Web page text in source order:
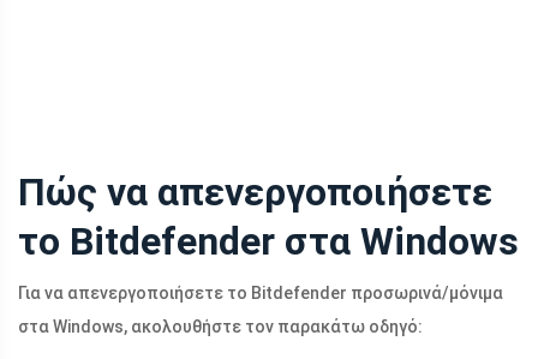
Πώς να απενεργοποιήσετε
το Bitdefender στα Windows
Για να απενεργοποιήσετε το Bitdefender προσωρινά/μόνιμα
στα Windows, ακολουθήστε τον παρακάτω οδηγό: